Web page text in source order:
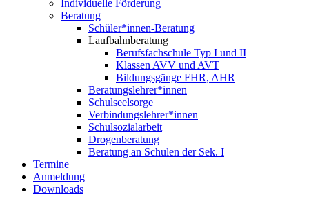
Individuelle Förderung
Beratung
Schüler*innen-Beratung
Laufbahnberatung
Berufsfachschule Typ I und II
Klassen AVV und AVT
Bildungsgänge FHR, AHR
Beratungslehrer*innen
Schulseelsorge
Verbindungslehrer*innen
Schulsozialarbeit
Drogenberatung
Beratung an Schulen der Sek. I
Termine
Anmeldung
Downloads